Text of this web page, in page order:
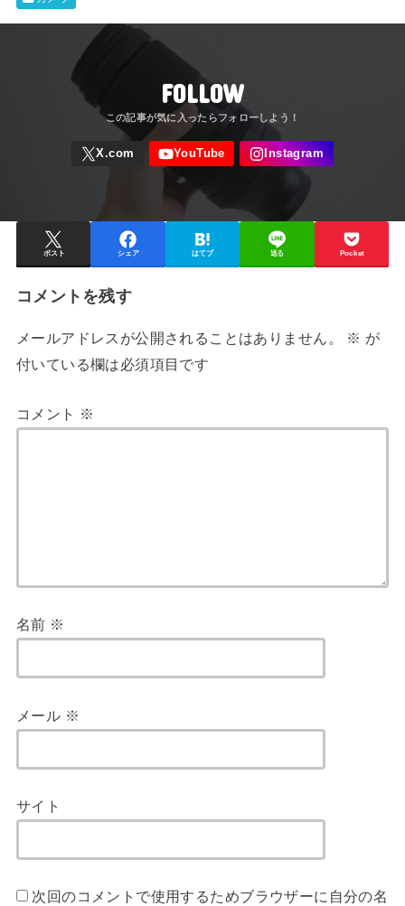
FOLLOW
ポスト シェア はてブ 送る Pocket
コメントを残す
メールアドレスが公開されることはありません。 ※ が
付いている欄は必須項目です
コメント ※
名前 ※
メール ※
サイト
次回のコメントで使用するためブラウザーに自分の名